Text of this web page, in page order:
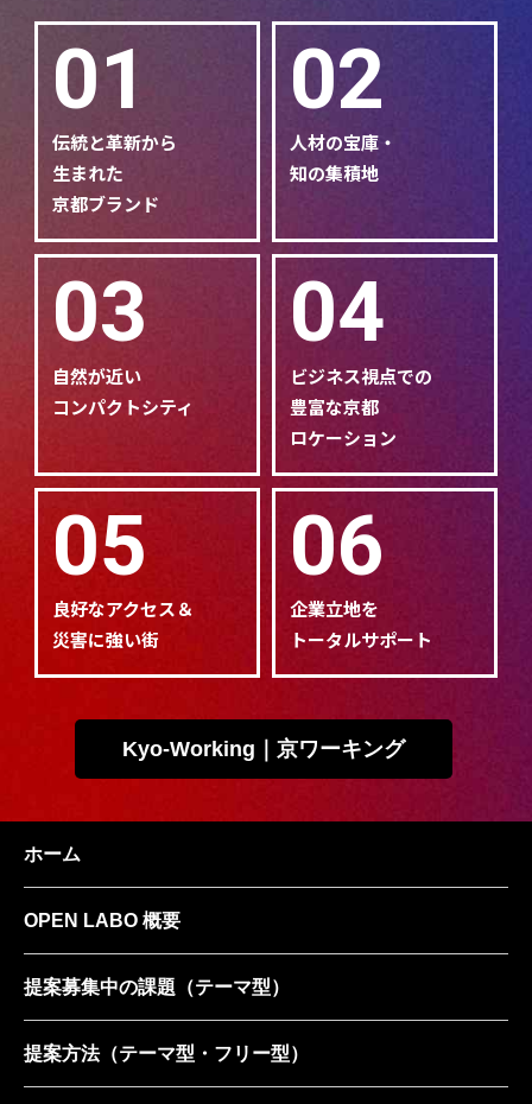
01
伝統と革新から
生まれた
京都ブランド
02
人材の宝庫・
知の集積地
03
自然が近い
コンパクトシティ
04
ビジネス視点での
豊富な京都
ロケーション
05
良好なアクセス＆
災害に強い街
06
企業立地を
トータルサポート
Kyo-Working｜京ワーキング
ホーム
OPEN LABO 概要
提案募集中の課題 （テーマ型）
提案方法（テーマ型・フリー型）